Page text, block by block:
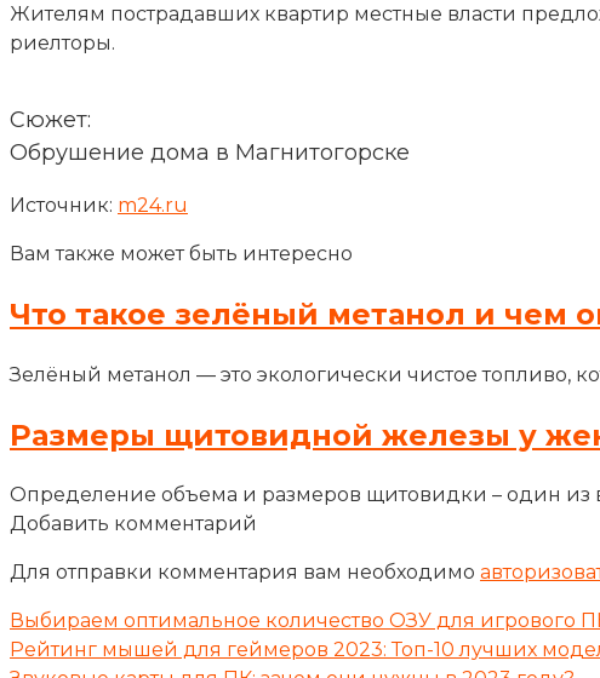
Жителям пострадавших квартир местные власти
риелторы.
Сюжет:
Обрушение дома в Магнитогорске
Источник: m24.ru
Вам также может быть интересно
Что такое зелёный метанол и чем
Зелёный метанол — это экологически чистое топливо,
Размеры щитовидной железы у
Определение объема и размеров щитовидки – один из
Добавить комментарий
Для отправки комментария вам необходимо
Выбираем оптимальное количество ОЗУ для игрового
Рейтинг мышей для геймеров 2023: Топ-10 лучших